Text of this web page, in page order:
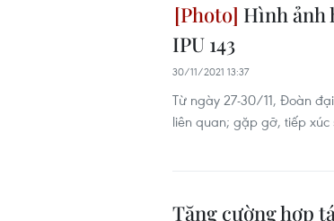
Hình ảnh
IPU 143
30/11/2021 13:37
Từ ngày 27-30/11, Đoàn
liên quan; gặp gỡ, tiếp
Tăng cường hợp